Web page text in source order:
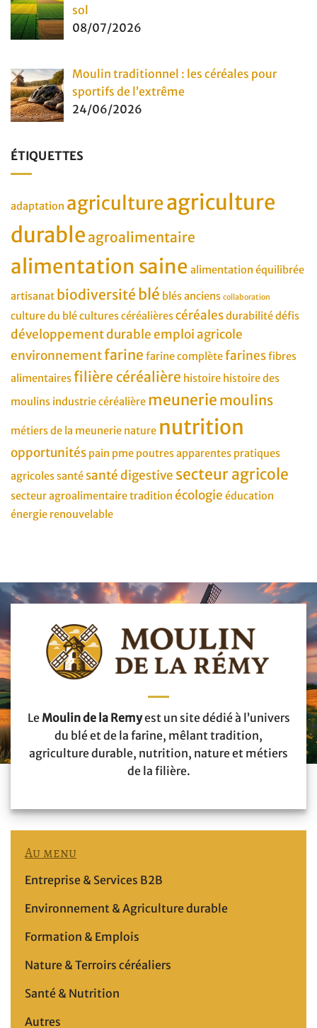
sol
08/07/2026
Moulin traditionnel : les céréales pour
sportifs de l’extrême
24/06/2026
ÉTIQUETTES
adaptation agricultureagriculture
durable agroalimentaire
alimentation saine alimentation équilibrée
artisanat biodiversité blé blés anciens collaboration
culture du blécultures céréalièrescéréalesdurabilitédéfis
développement durableemploi agricole
environnementfarine farine complètefarinesfibres
alimentairesfilière céréalière histoire histoire des
moulins industrie céréalière meunerie moulins
métiers de la meunerie nature nutrition
opportunités pain pme poutres apparentes pratiques
agricolessanté santé digestive secteur agricole
secteur agroalimentairetradition écologie éducation
énergie renouvelable
Le Moulin de la Remyest un site dédié à l’univers
du blé et de la farine, mêlant tradition,
agriculture durable, nutrition, nature et métiers
de la filière.
Au menu
Entreprise & Services B2B
Environnement & Agriculture durable
Formation & Emplois
Nature & Terroirs céréaliers
Santé & Nutrition
Autres